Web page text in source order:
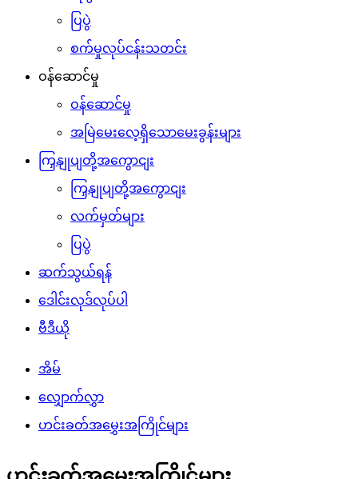
ပြပွဲ
စက်မှုလုပ်ငန်းသတင်း
ဝန်ဆောင်မှု
ဝန်ဆောင်မှု
အမြဲမေးလေ့ရှိသောမေးခွန်းများ
ကြှနျုပျတို့အကွောငျး
ကြှနျုပျတို့အကွောငျး
လက်မှတ်များ
ပြပွဲ
ဆက်သွယ်ရန်
ဒေါင်းလုဒ်လုပ်ပါ
ဗီဒီယို
အိမ်
လျှောက်လွှာ
ဟင်းခတ်အမွှေးအကြိုင်များ